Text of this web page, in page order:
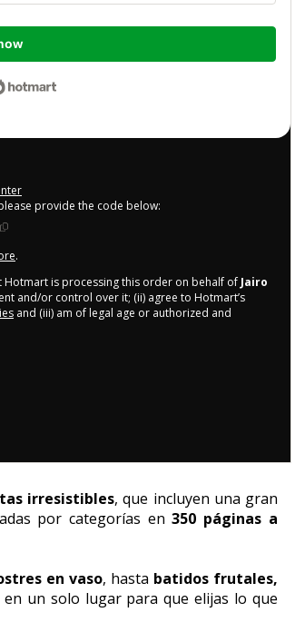
provide the code below:
.
Hotmart is processing this order on behalf of Jairo
and/or control over it; (ii) agree to Hotmart’s
and (iii) am of legal age or authorized and
irresistibles, que incluyen una gran
por categorías en 350 páginas a
en vaso, hasta batidos frutales,
un solo lugar para que elijas lo que